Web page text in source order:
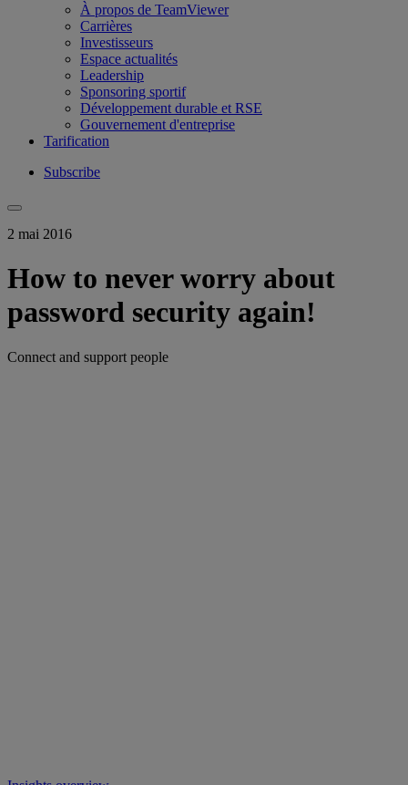
À propos de TeamViewer
Carrières
Investisseurs
Espace actualités
Leadership
Sponsoring sportif
Développement durable et RSE
Gouvernement d'entreprise
Tarification
Subscribe
2 mai 2016
How to never worry about
password security again!
Connect and support people